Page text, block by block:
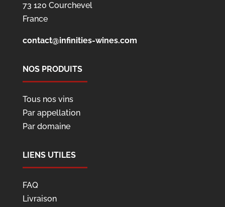
73 120 Courchevel
France
contact@infinities-wines.com
NOS PRODUITS
Tous nos vins
Par appellation
Par domaine
LIENS UTILES
FAQ
Livraison